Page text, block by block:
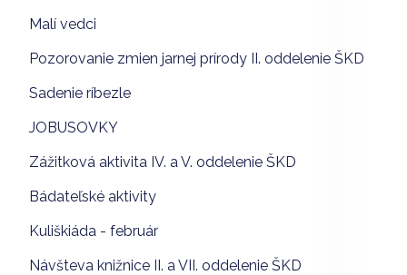
Malí vedci
Pozorovanie zmien jarnej prírody II. oddelenie ŠKD
Sadenie ríbezle
JOBUSOVKY
Zážitková aktivita IV. a V. oddelenie ŠKD
Bádateľské aktivity
Kuliškiáda - február
Návšteva knižnice II. a VII. oddelenie ŠKD